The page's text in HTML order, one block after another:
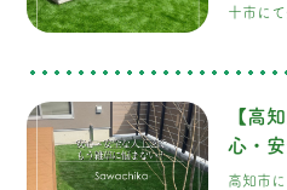
十市に
【高
心・
でも
高知市